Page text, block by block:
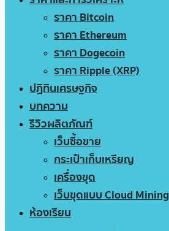
ราคา Bitcoin
ราคา Ethereum
ราคา Dogecoin
ราคา Ripple (XRP)
ปฏิทินเศรษฐกิจ
บทความ
รีวิวผลิตภัณฑ์
เว็บซื้อขาย
กระเป๋าเก็บเหรียญ
เครื่องขุด
เว็บขุดแบบ Cloud Mining
ห้องเรียน